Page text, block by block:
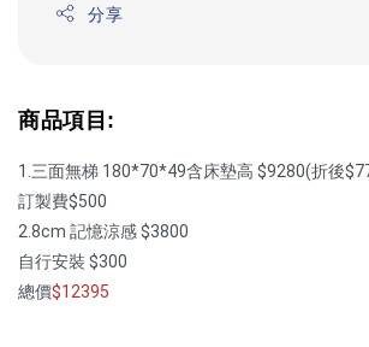
分享
商品項目:
1.三面無梯 180*70*49含床墊高 $9280(折後
訂製費$500
2.8cm 記憶涼感 $3800
自行安裝 $300
總價$12395